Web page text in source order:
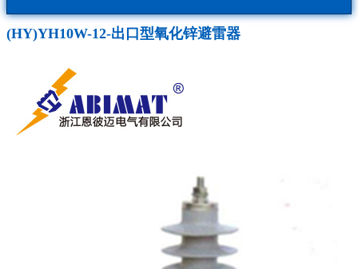
(HY)YH10W-12-出口型氧化锌避雷器